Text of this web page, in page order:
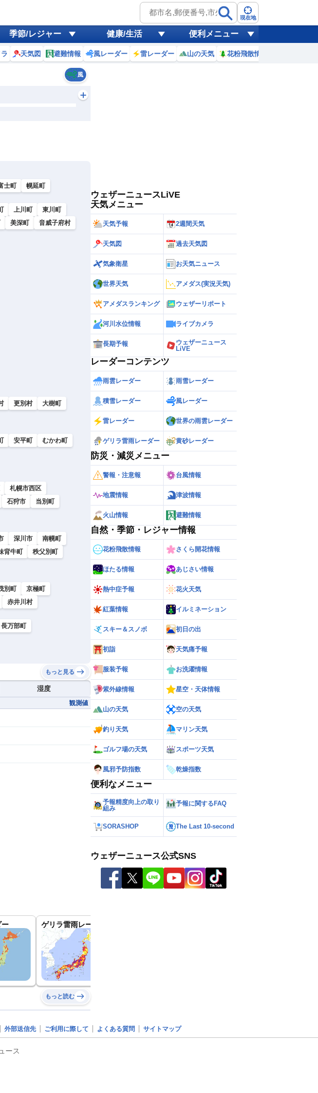
現在地
季節/レジャー 健康/生活 便利メニュー
天気図 避難情報 風レーダー 雷レーダー 山の天気 花粉飛散情報
風
風
黄砂
天気 台風
士町 幌延町
上川町
東川町
美深町
音威子府村
更別村
大樹町
安平町 むかわ町
札幌市西区
石狩市
当別町
深川市
南幌町
背牛町
秩父別町
別町
京極町
赤井川村
長万部町
もっと見る
湿度
観測値
ー ゲリラ雷雨レーダー
もっと読む
ウェザーニュースLiVE
天気メニュー
天気予報 2週間天気
天気図 過去天気図
気象衛星 お天気ニュース
世界天気 アメダス(実況天気)
アメダスランキング ウェザーリポート
河川水位情報 ライブカメラ
長期予報
ウェザーニュース
LiVE
レーダーコンテンツ
雨雲レーダー 雨雪レーダー
積雪レーダー 風レーダー
雷レーダー 世界の雨雲レーダー
ゲリラ雷雨レーダー 黄砂レーダー
防災・減災メニュー
警報・注意報 台風情報
地震情報 津波情報
火山情報 避難情報
自然・季節・レジャー情報
花粉飛散情報 さくら開花情報
ほたる情報 あじさい情報
熱中症予報 花火天気
紅葉情報 イルミネーション
スキー＆スノボ 初日の出
初詣 天気痛予報
服装予報 お洗濯情報
紫外線情報 星空・天体情報
山の天気 空の天気
釣り天気 マリン天気
ゴルフ場の天気 スポーツ天気
風邪予防指数 乾燥指数
便利なメニュー
予報精度向上の取り
組み
予報に関するFAQ
SORASHOP The Last 10-second
ウェザーニュース公式SNS
外部送信先 ご利用に際して よくある質問 サイトマップ
ース